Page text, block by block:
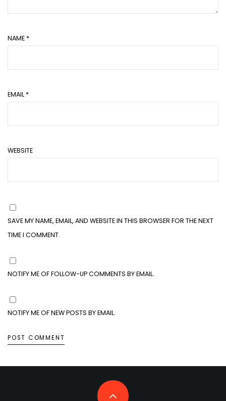
NAME *
EMAIL *
WEBSITE
SAVE MY NAME, EMAIL, AND WEBSITE IN THIS BROWSER FOR THE NEXT
TIME I COMMENT.
NOTIFY ME OF FOLLOW-UP COMMENTS BY EMAIL.
NOTIFY ME OF NEW POSTS BY EMAIL.